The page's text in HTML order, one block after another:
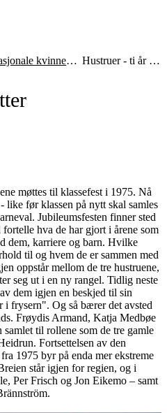
Den internasjonale kvinnedagen Hustruer - ti år etter
møttes til klassefest i 1975. Nå
like før klassen på nytt skal samles
Jubileumsfesten finner sted
hva de har gjort i årene som
dem, karriere og barn. Hvilke
til og hvem de er sammen med
oppstår mellom de tre hustruene,
seg ut i en ny rangel. Tidlig neste
dem igjen en beskjed til sin
frysern". Og så bærer det avsted
Frøydis Armand, Katja Medbøe
til rollene som de tre gamle
Fortsettelsen av den
1975 byr på enda mer ekstreme
står igjen for regien, og i
Per Frisch og Jon Eikemo – samt